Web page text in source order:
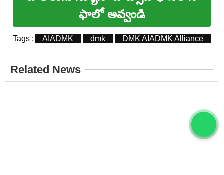
ఫాలో అవ్వండి
Tags : AIADMK dmk DMK AIADMK Alliance
Related News